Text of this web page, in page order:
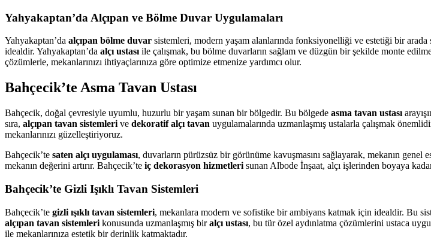
Yahyakaptan’da Alçıpan ve Bölme Duvar Uygulamaları
Yahyakaptan’da alçıpan bölme duvar sistemleri, modern yaşam alanlarında fonksiyonelliği ve estetiği bir
idealdir. Yahyakaptan’da alçı ustası ile çalışmak, bu bölme duvarların sağlam ve düzgün bir şekilde monte
çözümlerle, mekanlarınızı ihtiyaçlarınıza göre optimize etmenize yardımcı olur.
Bahçecik’te Asma Tavan Ustası
Bahçecik, doğal çevresiyle uyumlu, huzurlu bir yaşam sunan bir bölgedir. Bu bölgede asma tavan ustası
sıra, alçıpan tavan sistemleri ve dekoratif alçı tavan uygulamalarında uzmanlaşmış ustalarla çalışmak
mekanlarınızı güzelleştiriyoruz.
Bahçecik’te saten alçı uygulaması, duvarların pürüzsüz bir görünüme kavuşmasını sağlayarak, mekanın genel
mekanın değerini artırır. Bahçecik’te iç dekorasyon hizmetleri sunan Albode İnşaat, alçı işlerinden boyaya
Bahçecik’te Gizli Işıklı Tavan Sistemleri
Bahçecik’te gizli ışıklı tavan sistemleri, mekanlara modern ve sofistike bir ambiyans katmak için idealdir. Bu
alçıpan tavan sistemleri konusunda uzmanlaşmış biralçı ustası, bu tür özel aydınlatma çözümlerini ustaca
ile mekanlarınıza estetik bir derinlik katmaktadır.